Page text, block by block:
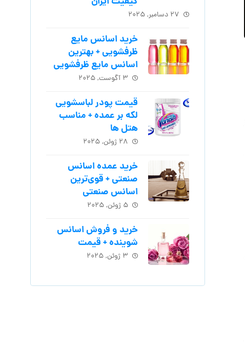
۲۷ دسامبر, ۲۰۲۵
خرید اسانس مایع
ظرفشویی + بهترین
اسانس مایع ظرفشویی
۳ آگوست, ۲۰۲۵
قیمت پودر لباسشویی
لکه بر عمده + مناسب
هتل ها
۲۸ ژوئن, ۲۰۲۵
خرید عمده اسانس
صنعتی + قوی‌ترین
اسانس‌ صنعتی
۵ ژوئن, ۲۰۲۵
خرید و فروش اسانس
شوینده + قیمت
۳ ژوئن, ۲۰۲۵